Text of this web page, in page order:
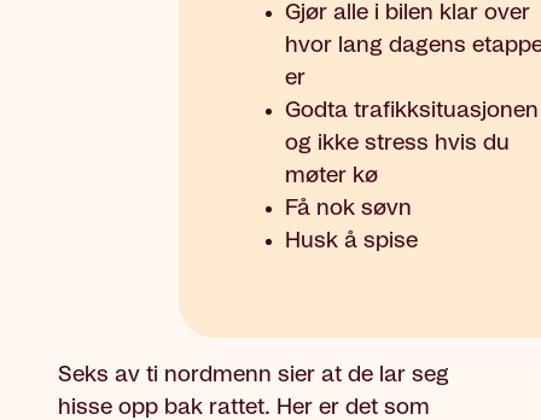
Gjør alle i bilen klar over
hvor lang dagens
er
Godta trafikksituasjonen
og ikke stress hvis du
møter kø
Få nok søvn
Husk å spise
Seks av ti nordmenn sier at de lar seg
hisse opp bak rattet. Her er det som